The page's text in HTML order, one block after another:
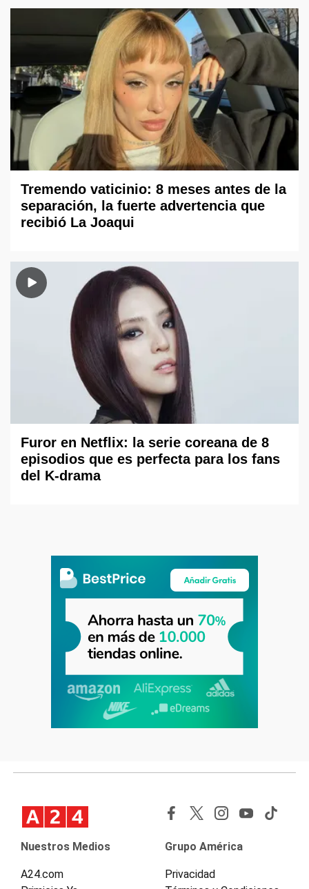
Tremendo vaticinio: 8 meses antes de la
separación, la fuerte advertencia que
recibió La Joaqui
Furor en Netflix: la serie coreana de 8
episodios que es perfecta para los fans
del K-drama
Nuestros Medios
A24.com
Grupo América
Privacidad